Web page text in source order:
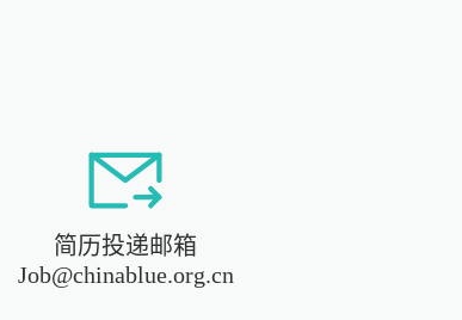
简历投递邮箱
Job@chinablue.org.cn